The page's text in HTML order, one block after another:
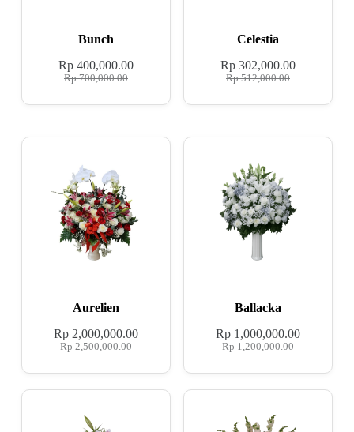
Bunch
Rp700,000.00
Rp400,000.00
Celestia
Rp512,000.00
Rp 302,000.00
Aurelien
Rp2,500,000.00
Rp2,000,000.00
Ballacka
Rp1,200,000.00
Rp 1,000,000.00